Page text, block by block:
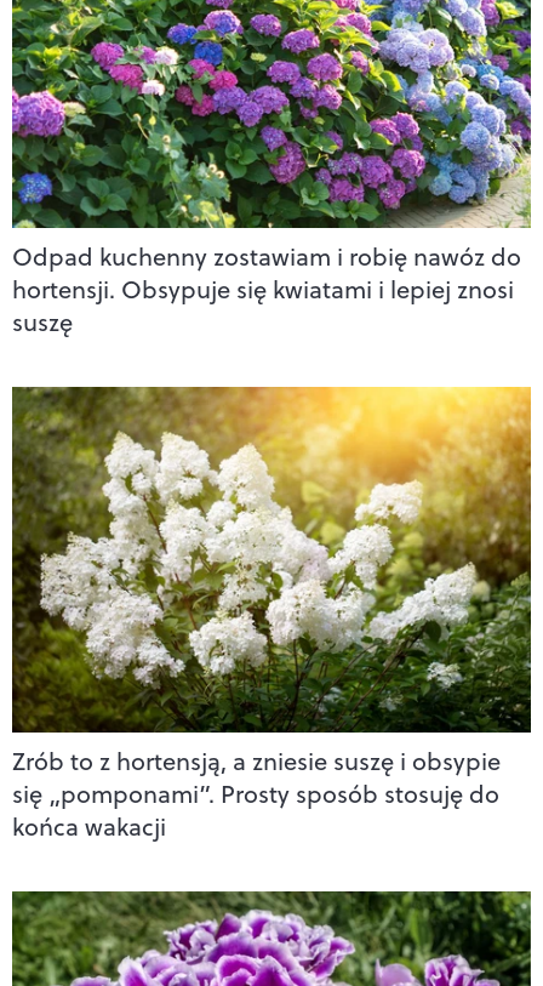
Odpad kuchenny zostawiam i robię nawóz do
hortensji. Obsypuje się kwiatami i lepiej znosi
suszę
Zrób to z hortensją, a zniesie suszę i obsypie
się „pomponami”. Prosty sposób stosuję do
końca wakacji